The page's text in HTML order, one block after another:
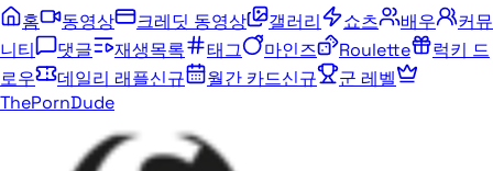
홈
동영상 크레딧 동영상 갤러리 쇼츠 배우
커뮤
니티
댓글 재생목록 태그 마인즈 Roulette
럭키 드
로우
데일리 래플신규 월간 카드신규
군 레벨
ThePornDude